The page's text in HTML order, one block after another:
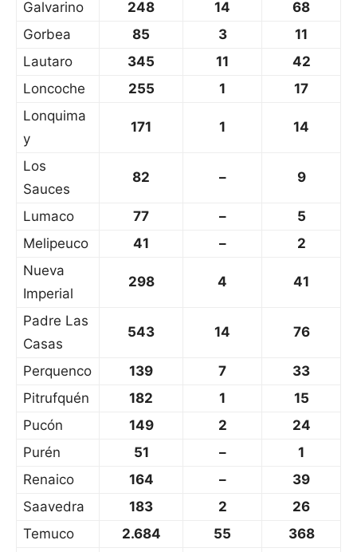
Galvarino 248 14
68
Gorbea
85 3
11
Lautaro
345 11
42
Loncoche
255 1
17
Lonquima
y
171 1 14
Los
Sauces
82 – 9
Lumaco 77 –
5
Melipeuco
41 –
2
Nueva
Imperial
298 4 41
Padre Las
Casas
543 14 76
Perquenco 139 7
33
Pitrufquén
182 1
15
Pucón
149 2
24
Purén
51 –
1
Renaico
164 –
39
Saavedra
183 2
26
Temuco
2.684 55
368